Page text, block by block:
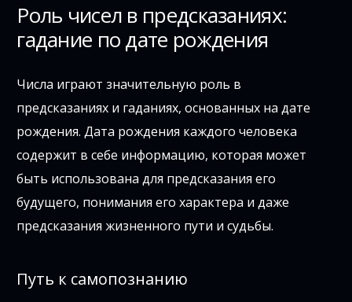
Роль чисел в предсказаниях:
гадание по дате рождения
Числа играют значительную роль в
предсказаниях и гаданиях, основанных на дате
рождения. Дата рождения каждого человека
содержит в себе информацию, которая может
быть использована для предсказания его
будущего, понимания его характера и даже
предсказания жизненного пути и судьбы.
Путь к самопознанию